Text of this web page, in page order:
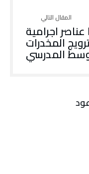
اجرامية
المخدرات
المدرسي